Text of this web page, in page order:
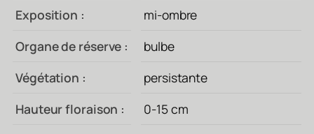
Exposition :
mi-ombre
Organe de réserve :
bulbe
Végétation :
persistante
Hauteur floraison :
0-15 cm